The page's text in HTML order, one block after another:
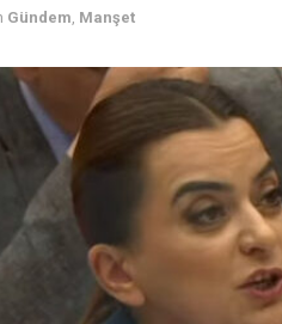
Gündem Manşet